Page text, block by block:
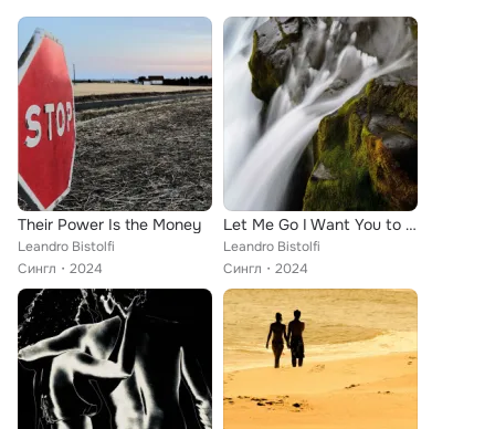
Their Power Is the Money
Leandro Bistolfi
Сингл
2024
Let Me Go I Want You to Go Home
Leandro Bistolfi
Сингл
2024